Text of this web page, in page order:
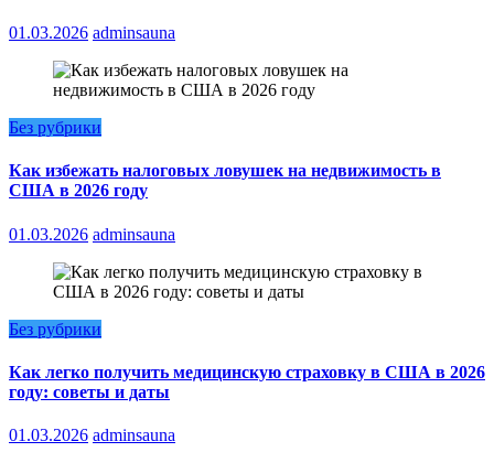
01.03.2026 adminsauna
Без рубрики
Как избежать налоговых ловушек на недвижимость в
США в 2026 году
01.03.2026 adminsauna
Без рубрики
Как легко получить медицинскую страховку в США в 2026
году: советы и даты
01.03.2026 adminsauna